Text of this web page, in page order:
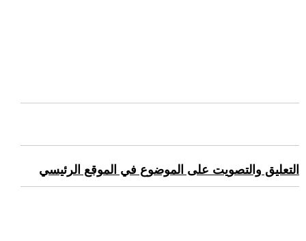
التعليق والتصويت على الموضوع في الموقع الرئيسي